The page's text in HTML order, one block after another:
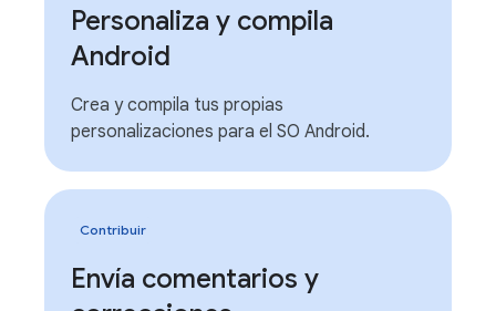
Personaliza y compila
Android
Crea y compila tus propias
personalizaciones para el SO Android.
Contribuir
Envía comentarios y